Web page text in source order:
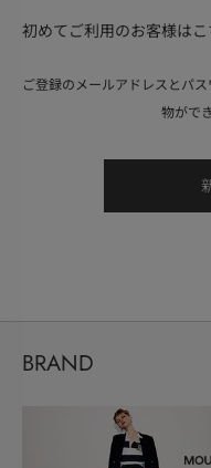
初めてご利用のお客様は
ご登録のメールアドレスとパ
物がで
BRAND